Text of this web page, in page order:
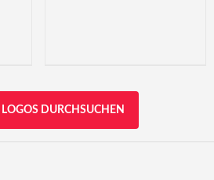
DURCHSUCHEN